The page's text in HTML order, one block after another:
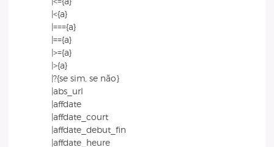
|<{a}
|==={a}
|=={a}
|>={a}
|>{a}
|?{se sim, se não}
|abs_url
|affdate
|affdate_court
|affdate_debut_fin
|affdate_heure